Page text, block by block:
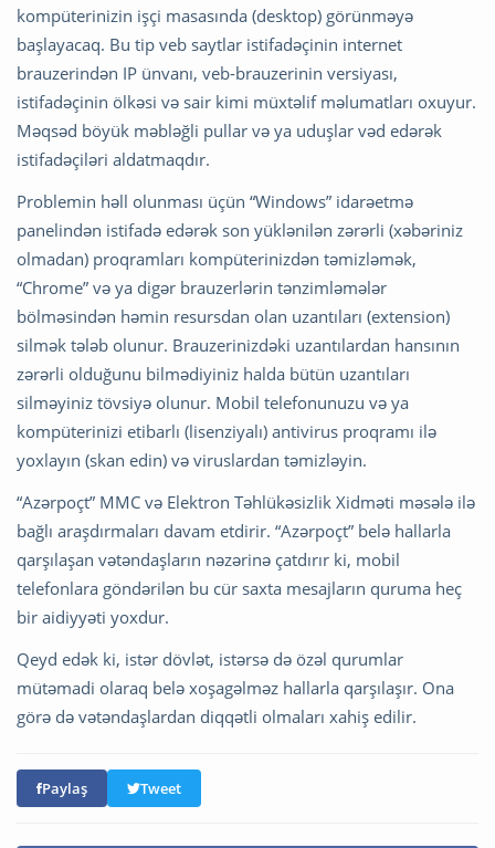
kompüterinizin işçi masasında (desktop) görünməyə
başlayacaq. Bu tip veb saytlar istifadəçinin internet
brauzerindən IP ünvanı, veb-brauzerinin versiyası,
istifadəçinin ölkəsi və sair kimi müxtəlif məlumatları oxuyur.
Məqsəd böyük məbləğli pullar və ya uduşlar vəd edərək
istifadəçiləri aldatmaqdır.
Problemin həll olunması üçün “Windows” idarəetmə
panelindən istifadə edərək son yüklənilən zərərli (xəbəriniz
olmadan) proqramları kompüterinizdən təmizləmək,
“Chrome” və ya digər brauzerlərin tənzimləmələr
bölməsindən həmin resursdan olan uzantıları (extension)
silmək tələb olunur. Brauzerinizdəki uzantılardan hansının
zərərli olduğunu bilmədiyiniz halda bütün uzantıları
silməyiniz tövsiyə olunur. Mobil telefonunuzu və ya
kompüterinizi etibarlı (lisenziyalı) antivirus proqramı ilə
yoxlayın (skan edin) və viruslardan təmizləyin.
“Azərpoçt” MMC və Elektron Təhlükəsizlik Xidməti məsələ ilə
bağlı araşdırmaları davam etdirir. “Azərpoçt” belə hallarla
qarşılaşan vətəndaşların nəzərinə çatdırır ki, mobil
telefonlara göndərilən bu cür saxta mesajların quruma heç
bir aidiyyəti yoxdur.
Qeyd edək ki, istər dövlət, istərsə də özəl qurumlar
mütəmadi olaraq belə xoşagəlməz hallarla qarşılaşır. Ona
görə də vətəndaşlardan diqqətli olmaları xahiş edilir.
Paylaş Tweet